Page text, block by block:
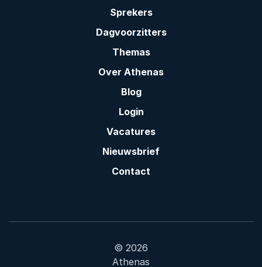
Sprekers
Dagvoorzitters
Themas
Over Athenas
Blog
Login
Vacatures
Nieuwsbrief
Contact
© 2026
Athenas